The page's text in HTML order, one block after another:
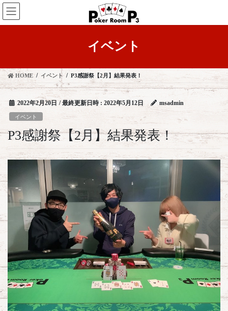
コ
ン
テ
ス
ッ
ナ
ビ
ゲ
ン
移
イベント
HOME イベント P3感謝祭【2月】結果発表！
2022年2月20日 / 最終更新日時 : 2022年5月12日 msadmin
イベント
P3感謝祭【2月】結果発表！